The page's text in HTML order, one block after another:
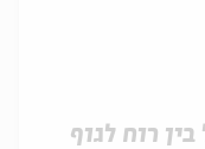
רוח לגוף